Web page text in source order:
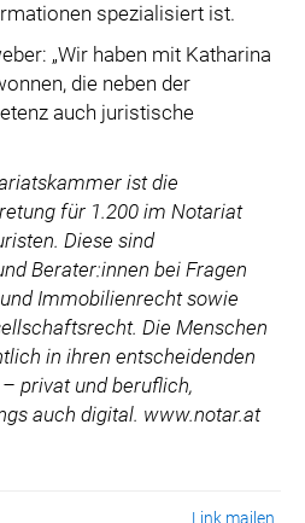
spezialisiert ist.
„Wir haben mit Katharina
die neben der
auch juristische
ist die
für 1.200 im Notariat
Diese sind
Berater:innen bei Fragen
Immobilienrecht sowie
Die Menschen
in ihren entscheidenden
privat und beruflich,
auch digital. www.notar.at
Link mailen